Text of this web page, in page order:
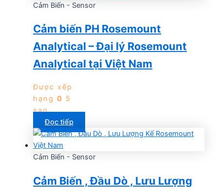
Cảm Biến - Sensor
Cảm biến PH Rosemount
Analytical – Đại lý Rosemount
Analytical tại Việt Nam
Được xếp
hạng 0 5
sao
Đọc tiếp
Cảm Biến - Sensor
Cảm Biến , Đầu Dò , Lưu Lượng